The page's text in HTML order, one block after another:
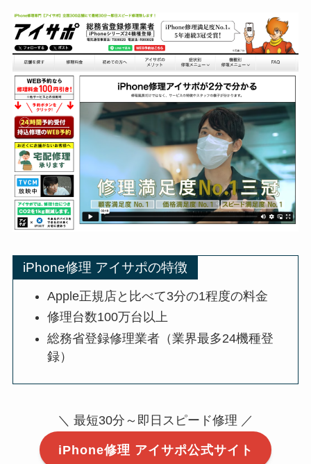
iPhone修理 アイサポの特徴
Apple正規店と比べて3分の1程度の料金
修理台数100万台以上
総務省登録修理業者（業界最多24機種登
録）
＼ 最短30分～即日スピード修理 ／
iPhone修理 アイサポ公式サイト